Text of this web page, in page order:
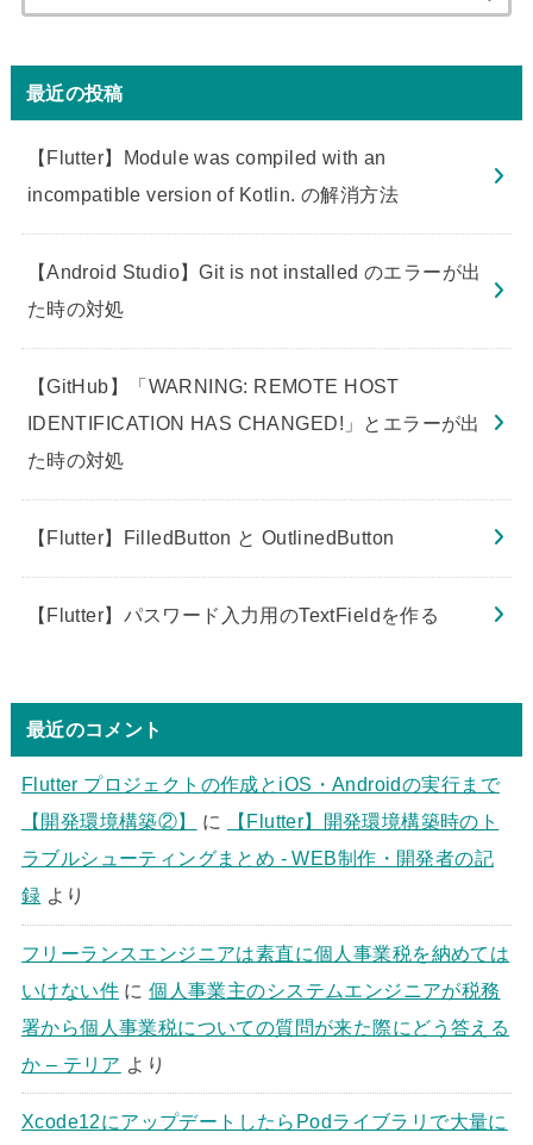
索:
最近の投稿
【Flutter】Module was compiled with an
incompatible version of Kotlin. の解消方法
【Android Studio】Git is not installed のエラーが出
た時の対処
【GitHub】「WARNING: REMOTE HOST
IDENTIFICATION HAS CHANGED!」とエラーが出
た時の対処
【Flutter】FilledButton と OutlinedButton
【Flutter】パスワード入力用のTextFieldを作る
最近のコメント
Flutter プロジェクトの作成とiOS・Androidの実行まで
【開発環境構築②】
に
【Flutter】開発環境構築時のト
ラブルシューティングまとめ - WEB制作・開発者の記
録 より
フリーランスエンジニアは素直に個人事業税を納めては
いけない件に個人事業主のシステムエンジニアが税務
署から個人事業税についての質問が来た際にどう答える
か – テリア より
Xcode12にアップデートしたらPodライブラリで大量に